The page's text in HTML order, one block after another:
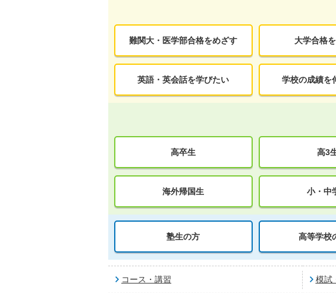
難関大・医学部合格をめざす 大学合格
英語・英会話を学びたい 学校の成績を
高卒生 高3
海外帰国生 小・中
塾生の方 高等学校
コース・講習 模試